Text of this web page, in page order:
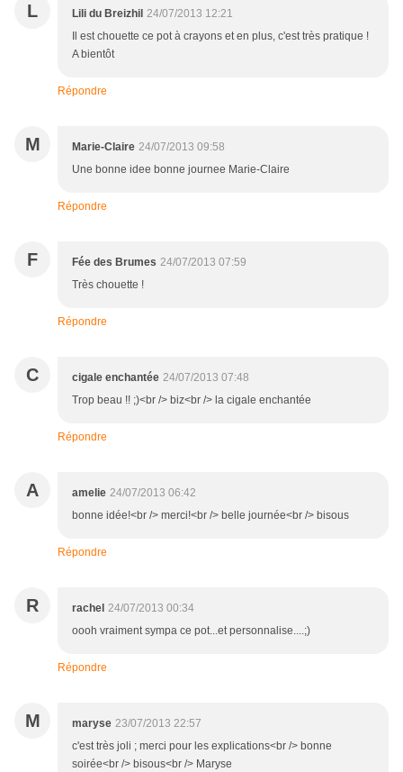
L Lili du Breizhil 24/07/2013 12:21
Il est chouette ce pot à crayons et en plus, c'est très pratique !
A bientôt
Répondre
M Marie-Claire 24/07/2013 09:58
Une bonne idee bonne journee Marie-Claire
Répondre
F Fée des Brumes 24/07/2013 07:59
Très chouette !
Répondre
C cigale enchantée 24/07/2013 07:48
Trop beau !! ;)<br /> biz<br /> la cigale enchantée
Répondre
A amelie 24/07/2013 06:42
bonne idée!<br /> merci!<br /> belle journée<br /> bisous
Répondre
R rachel 24/07/2013 00:34
oooh vraiment sympa ce pot...et personnalise....;)
Répondre
M maryse 23/07/2013 22:57
c'est très joli ; merci pour les explications<br /> bonne
soirée<br /> bisous<br /> Maryse